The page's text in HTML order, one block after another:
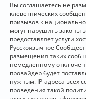
Вы соглашаетесь не
клеветнических
призывов к
могут нарушить законы
предоставляет услуги
Русскоязычное
размещения таких
немедленному
провайдер будет
нужным. IP-адреса всех
проведения такой